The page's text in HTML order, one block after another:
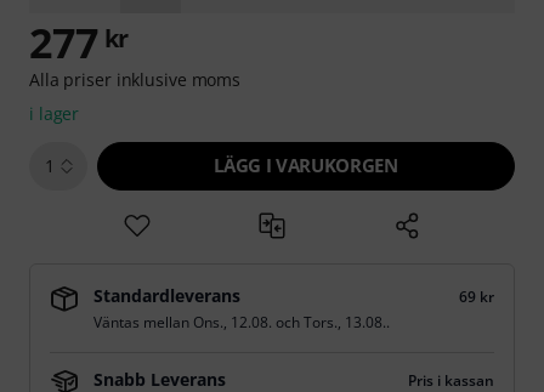
277 kr
Alla priser inklusive moms
i lager
1 LÄGG I VARUKORGEN
Standardleverans
69 kr
Väntas mellan Ons., 12.08. ochTors., 13.08..
Snabb Leverans
Pris i kassan